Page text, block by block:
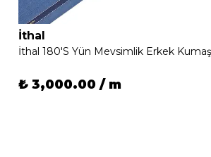
İthal
İthal 180'S Yün Mevsimlik Erkek Kumaş
₺ 3,000.00 / m